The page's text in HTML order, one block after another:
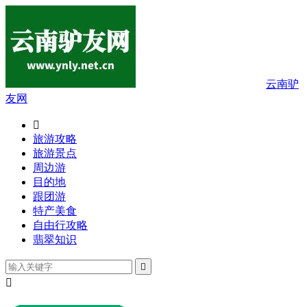
云南驴
友网

旅游攻略
旅游景点
周边游
目的地
跟团游
特产美食
自由行攻略
翡翠知识

